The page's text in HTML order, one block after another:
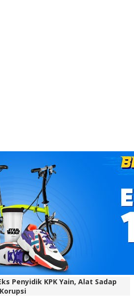
Penyidik KPK Yain, Alat Sadap